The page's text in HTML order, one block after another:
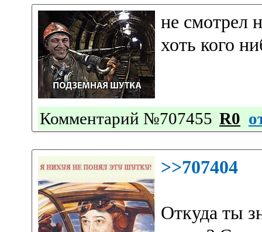
не смотрел
хоть кого
Комментарий №707455 R0
>>707404
Откуда ты